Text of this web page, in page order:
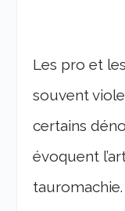
Les pro et
souvent
certains
évoquent